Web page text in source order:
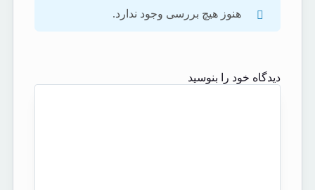
هنوز هیچ بررسی وجود ندارد.
دیدگاه خود را بنوسید